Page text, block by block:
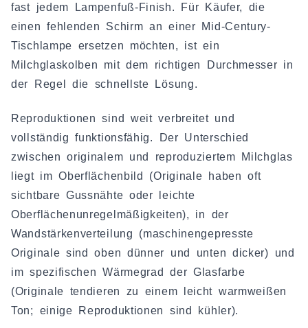
fast jedem Lampenfuß-Finish. Für Käufer, die
einen fehlenden Schirm an einer Mid-Century-
Tischlampe ersetzen möchten, ist ein
Milchglaskolben mit dem richtigen Durchmesser in
der Regel die schnellste Lösung.
Reproduktionen sind weit verbreitet und
vollständig funktionsfähig. Der Unterschied
zwischen originalem und reproduziertem Milchglas
liegt im Oberflächenbild (Originale haben oft
sichtbare Gussnähte oder leichte
Oberflächenunregelmäßigkeiten), in der
Wandstärkenverteilung (maschinengepresste
Originale sind oben dünner und unten dicker) und
im spezifischen Wärmegrad der Glasfarbe
(Originale tendieren zu einem leicht warmweißen
Ton; einige Reproduktionen sind kühler).